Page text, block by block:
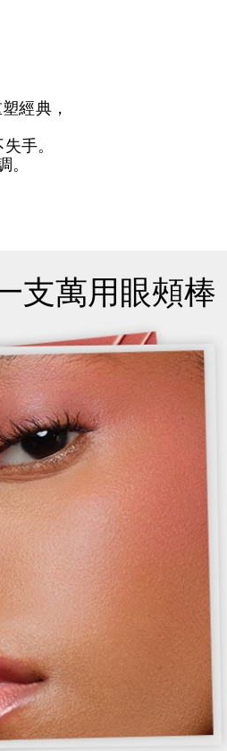
經典，
手。
支萬用眼頰棒